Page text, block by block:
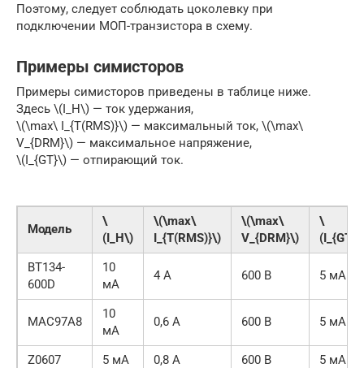
Поэтому, следует соблюдать цоколевку при
подключении МОП-транзистора в схему.
Примеры симисторов
Примеры симисторов приведены в таблице ниже.
Здесь \(I_H\) — ток удержания,
\(\max\ I_{T(RMS)}\) — максимальный ток, \(\max\
V_{DRM}\) — максимальное напряжение,
\(I_{GT}\) — отпирающий ток.
Модель
\
(I_H\)
\(\max\
I_{T(RMS)}\)
\(\max\
V_{DRM}\)
\
(I_{GT}\)
BT134-
600D
10
мА
4 А 600 В 5 мА
MAC97A8
10
мА
0,6 А 600 В 5 мА
Z0607 5 мА 0,8 А 600 В
5 мА